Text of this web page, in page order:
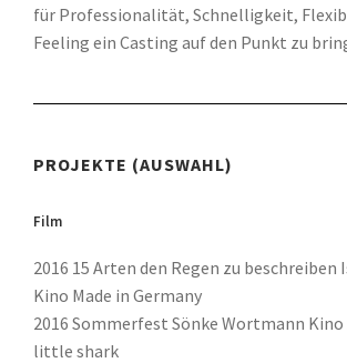
für Professionalität, Schnelligkeit,
Feeling ein Casting auf den Punkt zu
PROJEKTE (AUSWAHL)
Film
2016 15 Arten den Regen zu beschreiben
Kino Made in Germany
2016 Sommerfest Sönke Wortmann
little shark